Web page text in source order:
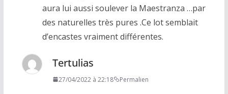
aura lui aussi soulever la Maestranza …par
des naturelles très pures .Ce lot semblait
d’encastes vraiment différentes.
Tertulias
27/04/2022 à 22:18 Permalien